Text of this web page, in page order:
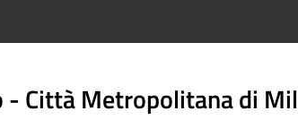
- Città Metropolitana di